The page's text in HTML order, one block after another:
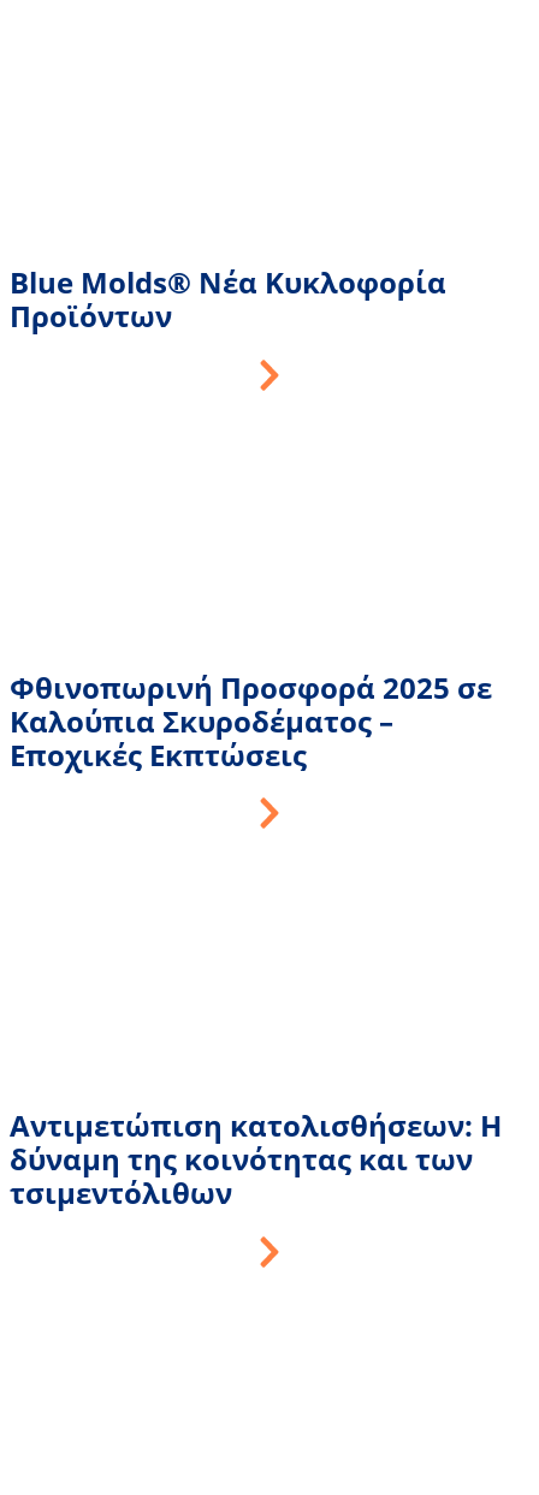
Blue Molds® Νέα Κυκλοφορία
Προϊόντων
Φθινοπωρινή Προσφορά 2025 σε
Καλούπια Σκυροδέματος –
Εποχικές Εκπτώσεις
Αντιμετώπιση κατολισθήσεων: Η
δύναμη της κοινότητας και των
τσιμεντόλιθων